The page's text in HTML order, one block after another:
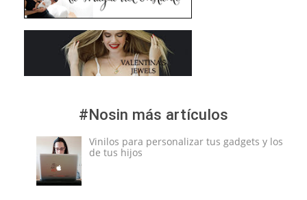
#Nosin más artículos
Vinilos para personalizar tus gadgets y los
de tus hijos